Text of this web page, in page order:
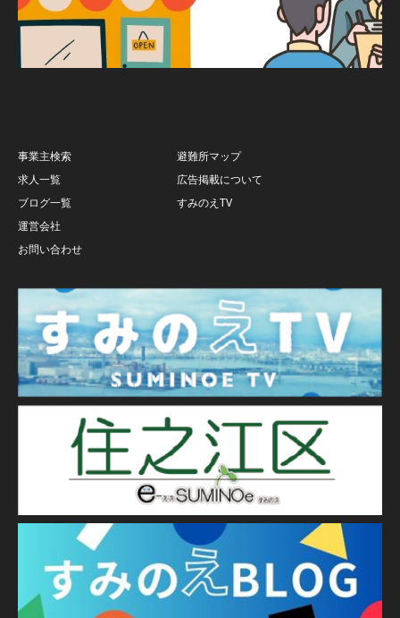
事業主検索
避難所マップ
求人一覧
広告掲載について
ブログ一覧
すみのえTV
運営会社
お問い合わせ